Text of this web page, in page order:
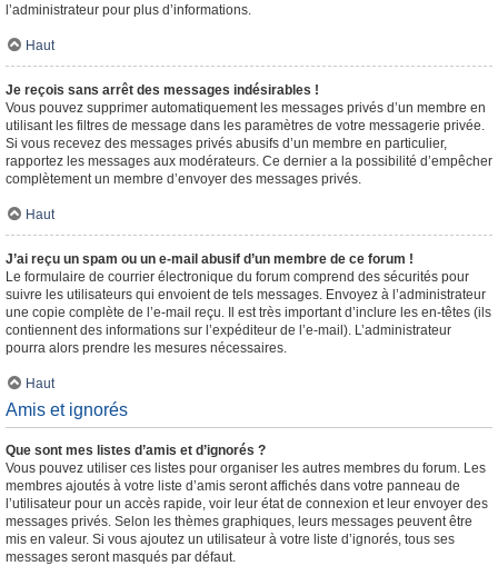
l’administrateur pour plus d’informations.
Haut
Je reçois sans arrêt des messages indésirables !
Vous pouvez supprimer automatiquement les messages privés d’un membre en
utilisant les filtres de message dans les paramètres de votre messagerie privée.
Si vous recevez des messages privés abusifs d’un membre en particulier,
rapportez les messages aux modérateurs. Ce dernier a la possibilité d’empêcher
complètement un membre d’envoyer des messages privés.
Haut
J’ai reçu un spam ou un e-mail abusif d’un membre de ce forum !
Le formulaire de courrier électronique du forum comprend des sécurités pour
suivre les utilisateurs qui envoient de tels messages. Envoyez à l’administrateur
une copie complète de l’e-mail reçu. Il est très important d’inclure les en-têtes (ils
contiennent des informations sur l’expéditeur de l’e-mail). L’administrateur
pourra alors prendre les mesures nécessaires.
Haut
Amis et ignorés
Que sont mes listes d’amis et d’ignorés ?
Vous pouvez utiliser ces listes pour organiser les autres membres du forum. Les
membres ajoutés à votre liste d’amis seront affichés dans votre panneau de
l’utilisateur pour un accès rapide, voir leur état de connexion et leur envoyer des
messages privés. Selon les thèmes graphiques, leurs messages peuvent être
mis en valeur. Si vous ajoutez un utilisateur à votre liste d’ignorés, tous ses
messages seront masqués par défaut.